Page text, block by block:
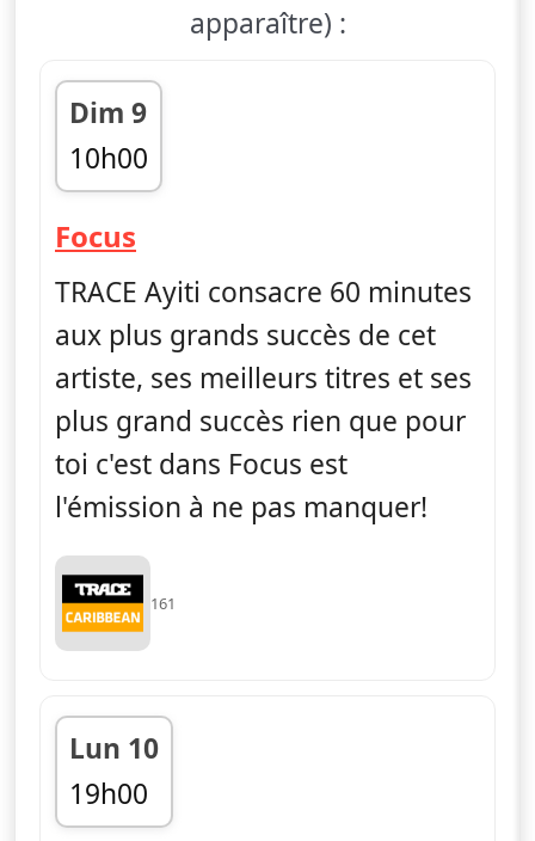
apparaître) :
Dim 9
10h00
fin 11h00
Focus
TRACE Ayiti consacre 60 minutes
aux plus grands succès de cet
artiste, ses meilleurs titres et ses
plus grand succès rien que pour
toi c'est dans Focus est
l'émission à ne pas manquer!
161
Lun 10
19h00